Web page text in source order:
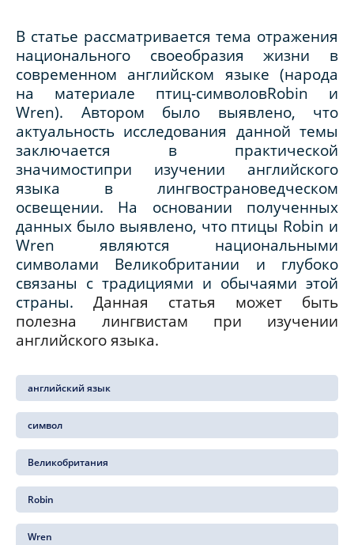
В статье рассматривается тема отражения
национального своеобразия жизни в
современном английском языке (народа
на материале птиц-символовRobin и
Wren). Автором было выявлено, что
актуальность исследования данной темы
заключается в практической
значимостипри изучении английского
языка в лингвострановедческом
освещении. На основании полученных
данных было выявлено, что птицы Robin и
Wren являются национальными
символами Великобритании и глубоко
связаны с традициями и обычаями этой
страны. Данная статья может быть
полезна лингвистам при изучении
английского языка.
английский язык
символ
Великобритания
Robin
Wren